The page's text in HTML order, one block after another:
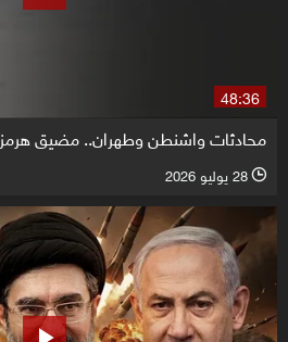
48:36
محادثات واشنطن وطهران.. مضيق هرمز
l 28 يوليو 2026